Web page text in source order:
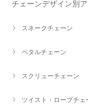
チェーンデザイン別
スネークチェーン
ペタルチェーン
スクリューチェーン
ツイスト・ロープチェ